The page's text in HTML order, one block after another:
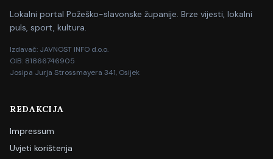
Lokalni portal Požeško-slavonske županije. Brze vijesti, lokalni
puls, sport, kultura.
Izdavač: JAVNOST INFO d.o.o.
OIB: 81866746905
Josipa Jurja Strossmayera 341, Osijek
REDAKCIJA
Impressum
Uvjeti korištenja